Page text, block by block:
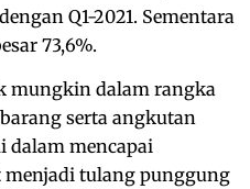
Q1-2021. Sementara
73,6%.
mungkin dalam rangka
serta angkutan
dalam mencapai
menjadi tulang punggung